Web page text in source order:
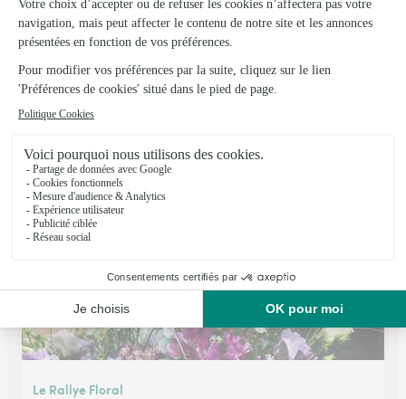
La Chaussee Fleurie
★★ ★★★4.5 (159)
18, rue de Beauvais
Voir la boutique
Le Rallye Floral